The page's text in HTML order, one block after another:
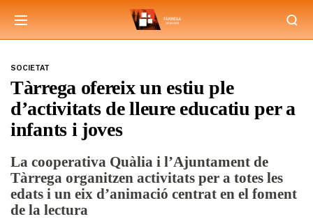
SOCIETAT
Tàrrega ofereix un estiu ple
d’activitats de lleure educatiu per a
infants i joves
La cooperativa Quàlia i l’Ajuntament de
Tàrrega organitzen activitats per a totes les
edats i un eix d’animació centrat en el foment
de la lectura